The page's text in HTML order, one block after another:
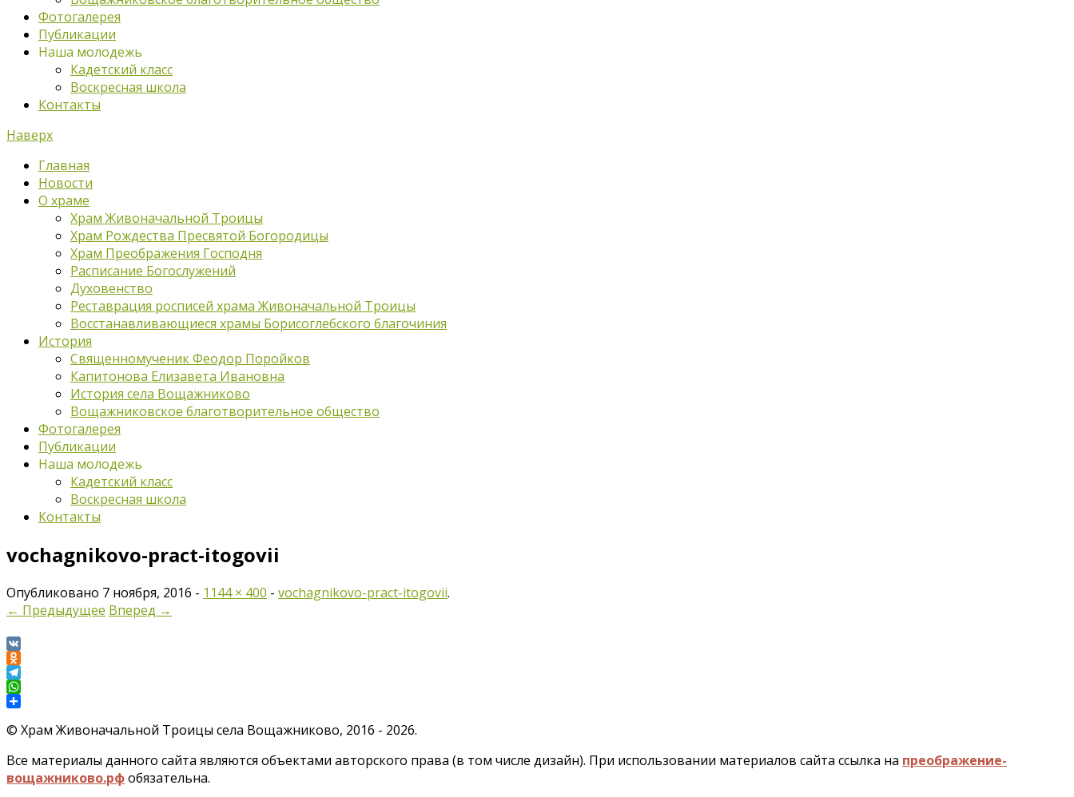
Фотогалерея
Публикации
Наша молодежь
Кадетский класс
Воскресная школа
Контакты
Наверх
Главная
Новости
О храме
Храм Живоначальной Троицы
Храм Рождества Пресвятой Богородицы
Храм Преображения Господня
Расписание Богослужений
Духовенство
Реставрация росписей храма Живоначальной Троицы
Восстанавливающиеся храмы Борисоглебского благочиния
История
Священномученик Феодор Поройков
Капитонова Елизавета Ивановна
История села Вощажниково
Вощажниковское благотворительное общество
Фотогалерея
Публикации
Наша молодежь
Кадетский класс
Воскресная школа
Контакты
vochagnikovo-pract-itogovii
Опубликовано 7 ноября, 2016 - 1144 × 400 - vochagnikovo-pract-itogovii.
← Предыдущее Вперед →
VK
Odnoklassniki
Telegram
WhatsApp
© Храм Живоначальной Троицы села Вощажниково, 2016 - 2026.
Все материалы данного сайта являются объектами авторского права (в том числе дизайн). При использовании материалов сайта ссылка на преображение-
вощажниково.рфобязательна.